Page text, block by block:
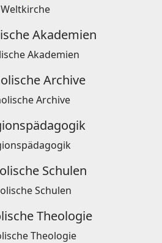
Weltkirche
Akademien
Archive
Schulen
Theologie